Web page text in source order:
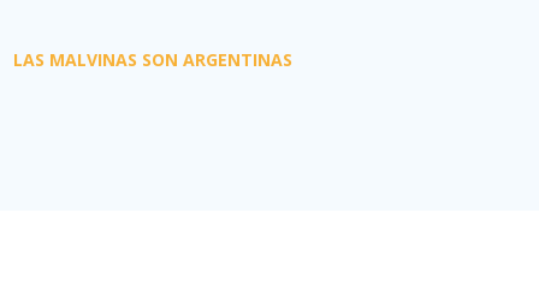
LAS MALVINAS SON ARGENTINAS